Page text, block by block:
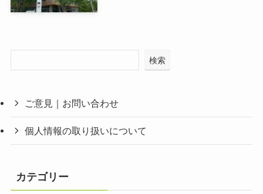
検索
ご意見｜お問い合わせ
個人情報の取り扱いについて
カテゴリー